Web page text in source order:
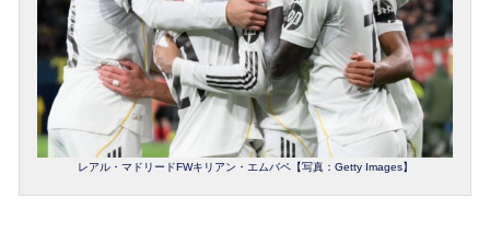
レアル・マドリードFWキリアン・エムバペ【写真：Getty Images】